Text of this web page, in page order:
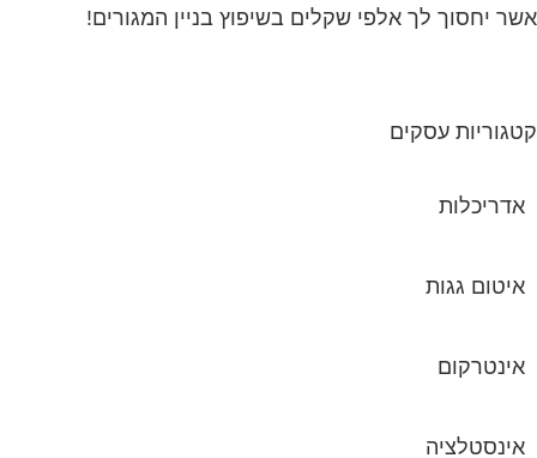
יחסוך לך אלפי שקלים בשיפוץ בניין המגורים!
עסקים
אדריכלות
איטום גגות
אינטרקום
אינסטלציה